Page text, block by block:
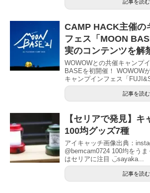
記事を読む
CAMP HACK主催の
フェス「MOON
実のコンテンツを解
WOWOWとの共催キャンプ
BASEを初開催！ WOWOW
キャンプインフェス「
記事を読む
【セリアで発見】キ
100均グッズ7種
アイキャッチ画像出典：
@bemcam0724 100均をう
はセリアに注目 ◡̈sayaka...
記事を読む